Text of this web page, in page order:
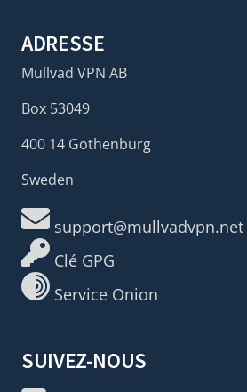
ADRESSE
Mullvad VPN AB
Box 53049
400 14 Gothenburg
Sweden
support@mullvadvpn.net
Clé GPG
Service Onion
SUIVEZ-NOUS